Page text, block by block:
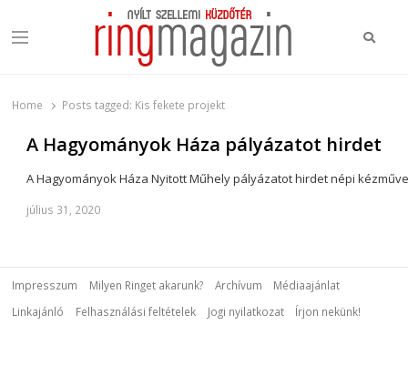
Menu
Home Posts tagged: Kis fekete projekt
A Hagyományok Háza pályázatot hirdet
A Hagyományok Háza Nyitott Műhely pályázatot hirdet népi
július 31, 2020
Impresszum Milyen Ringet akarunk? Archívum
Médiaajánlat
Linkajánló
Felhasználási feltételek Jogi nyilatkozat Írjon nekünk!